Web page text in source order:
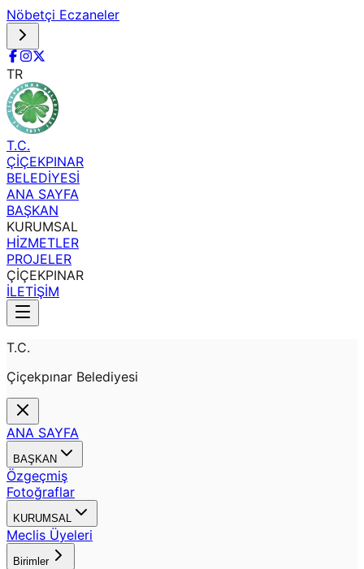
Nöbetçi Eczaneler
TR
T.C.
ÇİÇEKPINAR
BELEDİYESİ
ANA SAYFA
BAŞKAN
KURUMSAL
HİZMETLER
PROJELER
ÇİÇEKPINAR
İLETİŞİM
T.C.
Çiçekpınar Belediyesi
ANA SAYFA
BAŞKAN
Özgeçmiş
Fotoğraflar
KURUMSAL
Meclis Üyeleri
Birimler